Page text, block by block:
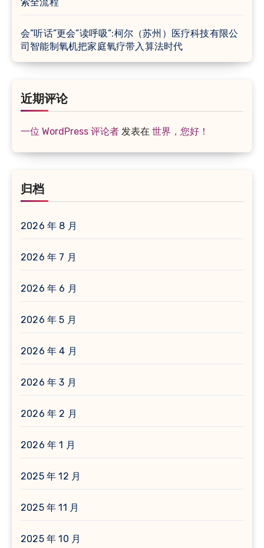
会”听话”更会”读呼吸”:柯尔（苏州）医疗科技有限公
司智能制氧机把家庭氧疗带入算法时代
近期评论
一位 WordPress 评论者 发表在 世界，您好！
归档
2026 年 8 月
2026 年 7 月
2026 年 6 月
2026 年 5 月
2026 年 4 月
2026 年 3 月
2026 年 2 月
2026 年 1 月
2025 年 12 月
2025 年 11 月
2025 年 10 月